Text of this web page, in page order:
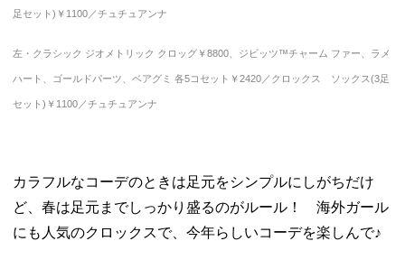
足セット)￥1100／チュチュアンナ
左・クラシック ジオメトリック クロッグ￥8800、ジビッツ™チャーム ファー、ラメ
ハート、ゴールドパーツ、ベアグミ 各5コセット￥2420／クロックス ソックス(3足
セット)￥1100／チュチュアンナ
カラフルなコーデのときは足元をシンプルにしがちだけ
ど、春は足元までしっかり盛るのがルール！ 海外ガール
にも人気のクロックスで、今年らしいコーデを楽しんで♪